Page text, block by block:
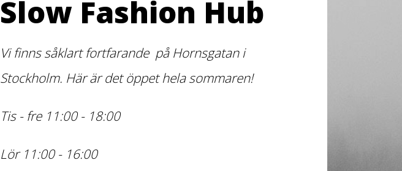
Slow Fashion Hub
Vi finns såklart fortfarande på Hornsgatan i
Stockholm. Här är det öppet hela sommaren!
Tis - fre 11:00 - 18:00
Lör 11:00 - 16:00